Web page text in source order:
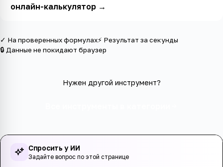
онлайн-калькулятор→
✓ На проверенных формулах⚡ Результат за секунды
🔒 Данные не покидают браузер
Нужен другой инструмент?
Спросить у ИИ
Задайте вопрос по этой странице